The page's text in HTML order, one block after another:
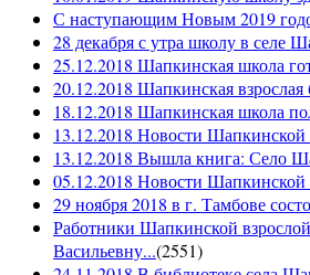
С наступающим Новым 2019
28 декабря с утра школу в селе
25.12.2018 Шапкинская школа
20.12.2018 Шапкинская взрослая
18.12.2018 Шапкинская школа
13.12.2018 Новости
13.12.2018 Вышла книга: Село
05.12.2018 Новости
29 ноября 2018 в г. Тамбове
Работники Шапкинской
Васильевну...(2551)